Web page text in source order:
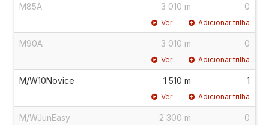
M85A 3 010 m 0
Ver Adicionar trilha
M90A 3 010 m 0
Ver Adicionar trilha
M/W10Novice 1 510 m 1
Ver Adicionar trilha
M/WJunEasy 2 300 m 0